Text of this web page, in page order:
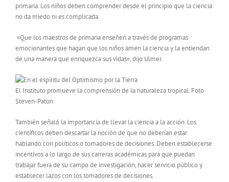
primaria. Los niños deben comprender desde el principio que la ciencia
no da miedo ni es complicada.
«Que los maestros de primaria enseñen a través de programas
emocionantes que hagan que los niños amen la ciencia y la entiendan
de una manera que enriquezca sus vidas», dijo Ulmer.
El Instituto promueve la comprensión de la naturaleza tropical. Foto
Steven-Paton
También señaló la importancia de llevar la ciencia a la acción. Los
científicos deben descartar la noción de que no deberían estar
hablando con políticos o tomadores de decisiones. Deben establecerse
incentivos a lo largo de sus carreras académicas para que puedan
trabajar fuera de su campo de investigación, hacer servicio público y
establecer lazos con los tomadores de decisiones.